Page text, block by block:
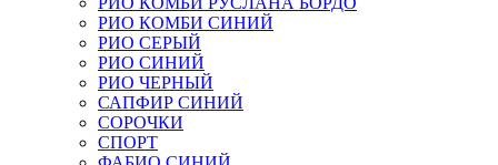
РИО КОМБИ СИНИЙ
РИО СЕРЫЙ
РИО СИНИЙ
РИО ЧЕРНЫЙ
САПФИР СИНИЙ
СОРОЧКИ
СПОРТ